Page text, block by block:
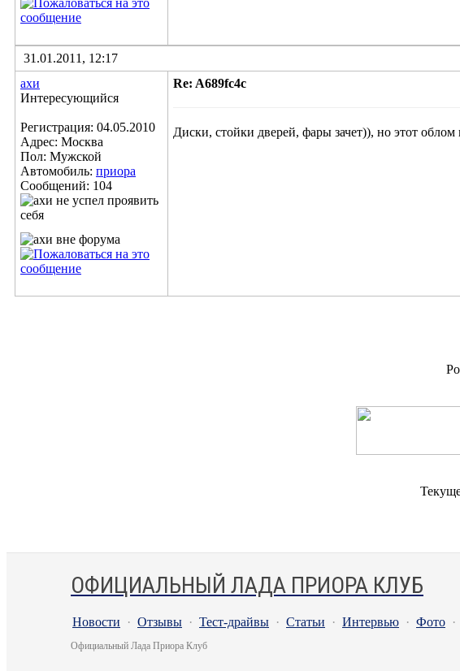
31.01.2011, 12:17
ахи
Интересующийся
Регистрация: 04.05.2010
Адрес: Москва
Пол: Мужской
Автомобиль: приора
Сообщений: 104
Re: A689fc4c
Диски, стойки дверей, фары зачет)), но этот
ОФИЦИАЛЬНЫЙ ЛАДА ПРИОРА КЛУБ
Новости · Отзывы · Тест-драйвы · Статьи · Интервью · Фото ·
Официальный Лада Приора Клуб